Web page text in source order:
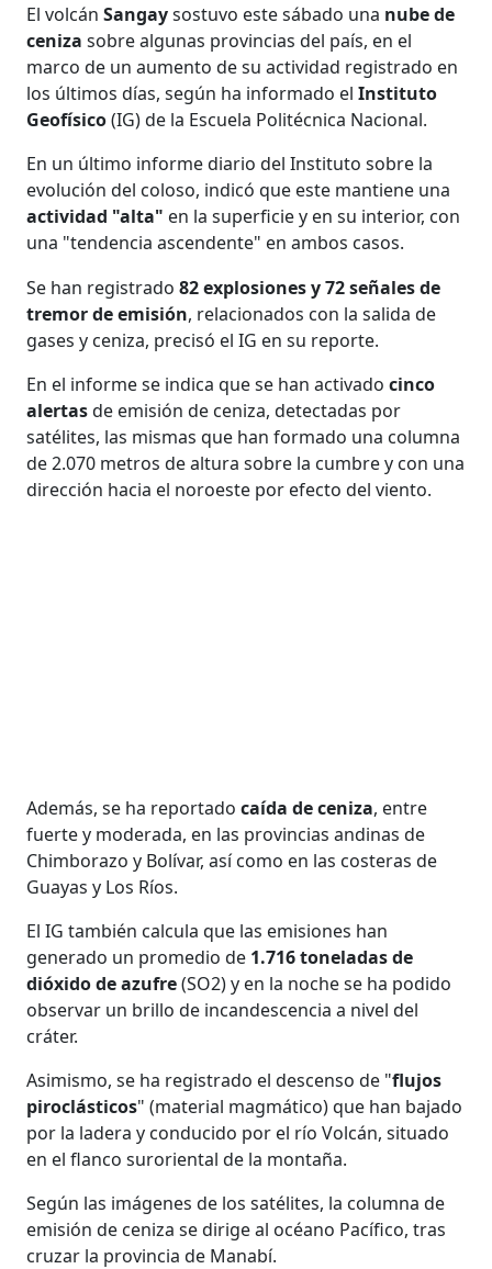
El volcánSangaysostuvo este sábado una nube de
ceniza sobre algunas provincias del país, en el
marco de un aumento de su actividad registrado en
los últimos días, según ha informado elInstituto
Geofísico(IG) de la Escuela Politécnica Nacional.
En un último informe diario del Instituto sobre la
evolución del coloso, indicó que este mantiene una
actividad "alta" en la superficie y en su interior, con
una "tendencia ascendente" en ambos casos.
Se han registrado82 explosiones y 72 señales de
tremor de emisión, relacionados con la salida de
gases y ceniza, precisó el IG en su reporte.
En el informe se indica que se han activado cinco
alertasde emisión de ceniza, detectadas por
satélites, las mismas que han formado una columna
de 2.070 metros de altura sobre la cumbre y con una
dirección hacia el noroeste por efecto del viento.
Además, se ha reportadocaída de ceniza, entre
fuerte y moderada, en las provincias andinas de
Chimborazo y Bolívar, así como en las costeras de
Guayas y Los Ríos.
El IG también calcula que las emisiones han
generado un promedio de 1.716 toneladas de
dióxido de azufre(SO2) y en la noche se ha podido
observar un brillo de incandescencia a nivel del
cráter.
Asimismo, se ha registrado el descenso de "flujos
piroclásticos" (material magmático) que han bajado
por la ladera y conducido por el río Volcán, situado
en el flanco suroriental de la montaña.
Según las imágenes de los satélites, la columna de
emisión de ceniza se dirige al océano Pacífico, tras
cruzar la provincia de Manabí.